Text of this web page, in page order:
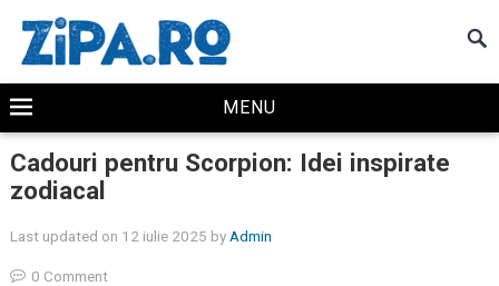
MENU
Cadouri pentru Scorpion: Idei inspirate
zodiacal
Last updated on 12 iulie 2025 by Admin
0 Comment